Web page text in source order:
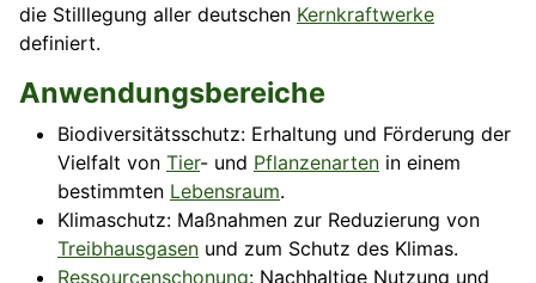
die Stilllegung aller deutschen Kernkraftwerke
definiert.
Anwendungsbereiche
Biodiversitätsschutz: Erhaltung und Förderung der
Vielfalt von Tier- und Pflanzenarten in einem
bestimmten Lebensraum.
Klimaschutz: Maßnahmen zur Reduzierung von
Treibhausgasen und zum Schutz des Klimas.
Ressourcenschonung: Nachhaltige Nutzung und